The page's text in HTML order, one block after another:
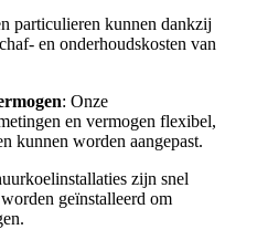
particulieren kunnen dankzij
en onderhoudskosten van
: Onze
en vermogen flexibel,
kunnen worden aangepast.
zijn snel
geïnstalleerd om